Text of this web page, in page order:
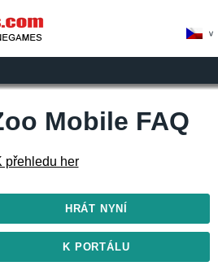
>
Mobile FAQ
přehledu her
HRÁT NYNÍ
K PORTÁLU